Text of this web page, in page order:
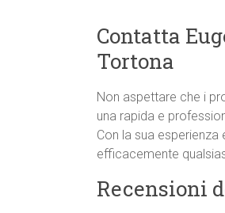
Contatta
Tortona
Non aspettare che i
una rapida e
Con la sua esperienza
efficacemente
Recensioni